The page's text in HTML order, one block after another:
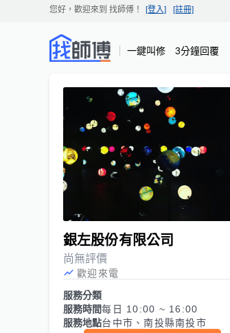
您好，歡迎來到 找師傅 ！ [登入] [註冊]
一鍵叫修 3分鐘回覆
銀左股份有限公司
尚無評價
歡迎來電
服務分類
服務時間每日 10:00 ~ 16:00
服務地點台中市、南投縣南投市